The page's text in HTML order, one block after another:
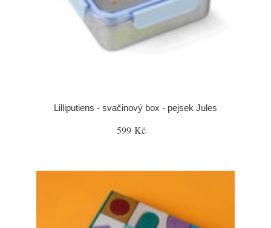
Lilliputiens - svačinový box - pejsek Jules
599 Kč